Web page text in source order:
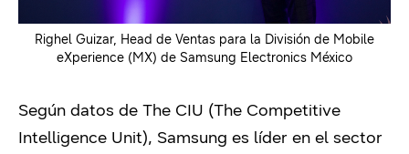
Righel Guizar, Head de Ventas para la División de Mobile
eXperience (MX) de Samsung Electronics México
Según datos de The CIU (The Competitive
Intelligence Unit), Samsung es líder en el sector